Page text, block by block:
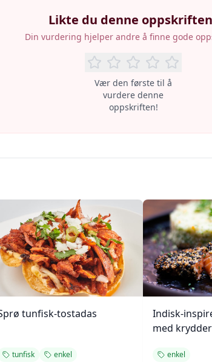
Likte du denne
Din vurdering hjelper andre å finne gode
Vær den første til å
vurdere denne
oppskriften!
tunfisk-tostadas
tunfisk enkel
Indisk-
med krydder
enkel